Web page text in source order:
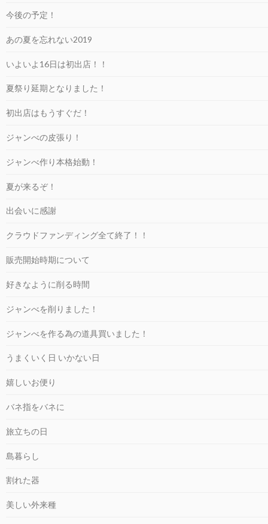
今後の予定！
あの夏を忘れない2019
いよいよ16日は初出店！！
夏祭り延期となりました！
初出店はもうすぐだ！
ジャンべの皮張り！
ジャンべ作り本格始動！
夏が来るぞ！
出会いに感謝
クラウドファンディング全て終了！！
販売開始時期について
好きなように削る時間
ジャンべを削りました！
ジャンべを作る為の道具買いました！
うまくいく日 いかない日
嬉しいお便り
バネ指をバネに
旅立ちの日
島暮らし
割れた器
美しい外来種